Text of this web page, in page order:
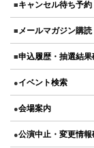
■キャンセル待ち予約
■メールマガジン購読
■申込履歴・抽選結
●イベント検索
●会場案内
●公演中止・変更情